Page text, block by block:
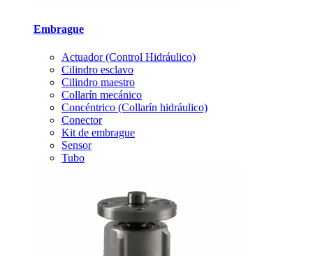
Embrague
Actuador (Control Hidráulico)
Cilindro esclavo
Cilindro maestro
Collarín mecánico
Concéntrico (Collarín hidráulico)
Conector
Kit de embrague
Sensor
Tubo